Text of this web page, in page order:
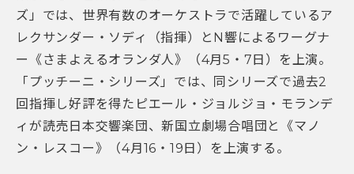
ズ」では、世界有数のオーケストラで活躍しているア
レクサンダー・ソディ（指揮）とN響によるワーグナ
ー《さまよえるオランダ人》（4月5・7日）を上演。
「プッチーニ・シリーズ」では、同シリーズで過去2
回指揮し好評を得たピエール・ジョルジョ・モランデ
ィが読売日本交響楽団、新国立劇場合唱団と《マノ
ン・レスコー》（4月16・19日）を上演する。